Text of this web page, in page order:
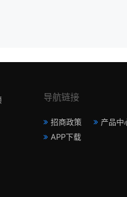
导航链接
招商政策 产品中
APP下载